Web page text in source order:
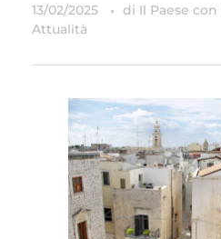
13/02/2025 di Il Paese con
Attualità